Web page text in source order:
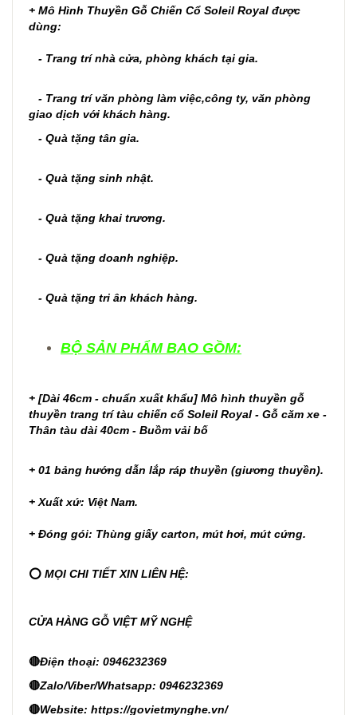
+ Mô Hình Thuyền Gỗ Chiến Cổ Soleil Royal được
dùng:
- Trang trí nhà cửa, phòng khách tại gia.
- Trang trí văn phòng làm việc,công ty, văn phòng
giao dịch với khách hàng.
- Quà tặng tân gia.
- Quà tặng sinh nhật.
- Quà tặng khai trương.
- Quà tặng doanh nghiệp.
- Quà tặng tri ân khách hàng.
BỘ SẢN PHẨM BAO GỒM:
+ [Dài 46cm - chuẩn xuất khẩu] Mô hình thuyền gỗ
thuyền trang trí tàu chiến cổ Soleil Royal - Gỗ căm xe -
Thân tàu dài 40cm - Buồm vải bố
+ 01 bảng hướng dẫn lắp ráp thuyền (giương thuyền).
+ Xuất xứ: Việt Nam.
+ Đóng gói: Thùng giấy carton, mút hơi, mút cứng.
⭕ MỌI CHI TIẾT XIN LIÊN HỆ:
CỬA HÀNG GỖ VIỆT MỸ NGHỆ
🔴Điện thoại: 0946232369
🔴Zalo/Viber/Whatsapp: 0946232369
🔴Website: https://govietmynghe.vn/